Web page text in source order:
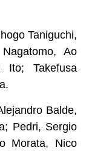
Taniguchi,
Ao
Ito; Takefusa
Balde,
Pedri, Sergio
Morata, Nico